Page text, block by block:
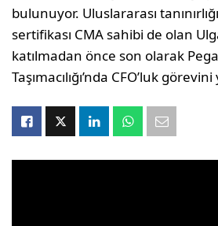
bulunuyor. Uluslararası
sertifikası CMA sahibi de olan
katılmadan önce son olarak
Taşımacılığı’nda CFO’luk